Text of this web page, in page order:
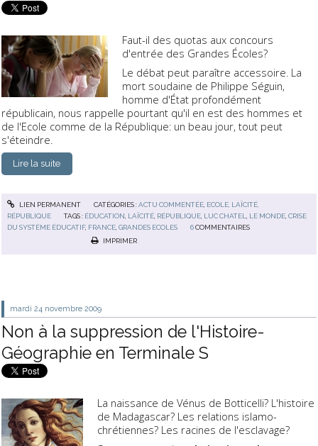
Faut-il des quotas aux concours
d'entrée des Grandes Écoles?
Le débat peut paraître accessoire. La
mort soudaine de Philippe Séguin,
homme d'État profondément
républicain, nous rappelle pourtant qu'il en est des hommes et
de l'Ecole comme de la République: un beau jour, tout peut
s'éteindre.
Lire la suite
LIEN PERMANENT CATÉGORIES :ACTU COMMENTÉE, ECOLE, LAÏCITÉ,
RÉPUBLIQUE
TAGS : ÉDUCATION LAÏCITÉ RÉPUBLIQUE LUC CHATEL LE MONDE ,CRISE
DU SYSTÈME ÉDUCATIF, FRANCE ,GRANDES ECOLES 6 COMMENTAIRES
IMPRIMER
mardi 24 novembre 2009
Non à la suppression de l'Histoire-
Géographie en Terminale S
La naissance de Vénus de Botticelli? L'histoire
de Madagascar? Les relations islamo-
chrétiennes? Les racines de l'esclavage?